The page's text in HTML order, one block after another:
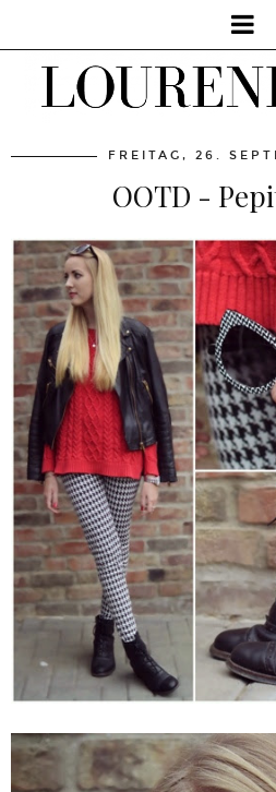
FREITAG, 26.
OOTD -